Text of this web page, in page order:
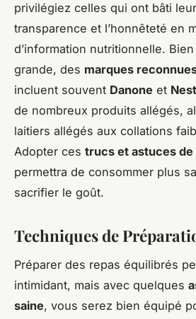
privilégiez celles qui ont bâti
transparence et l’honnêteté en
d’information nutritionnelle.
grande, des marques
incluent souvent Danone et
de nombreux produits allégés,
laitiers allégés aux collations
Adopter ces trucs et astuces de
permettra de consommer plus
sacrifier le goût.
Techniques de
Préparer des repas équilibrés
intimidant, mais avec quelques
saine, vous serez bien équipé